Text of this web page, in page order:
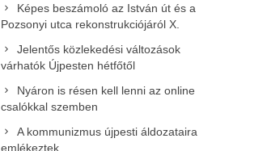
Képes beszámoló az István út és a
Pozsonyi utca rekonstrukciójáról X.
Jelentős közlekedési változások
várhatók Újpesten hétfőtől
Nyáron is résen kell lenni az online
csalókkal szemben
A kommunizmus újpesti áldozataira
emlékeztek